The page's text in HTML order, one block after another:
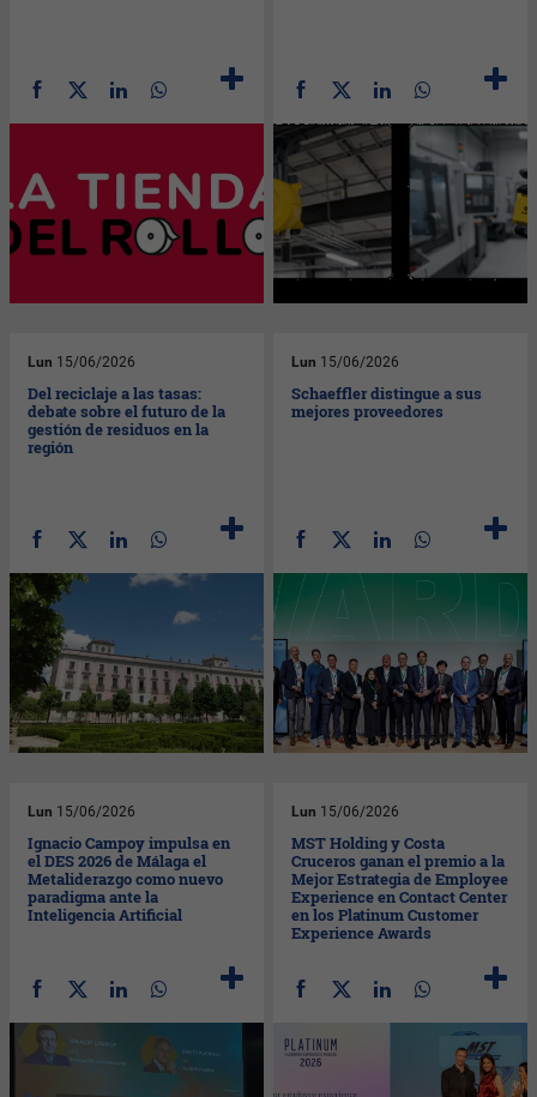
Lun 15/06/2026
Del reciclaje a las tasas:
debate sobre el futuro de la
gestión de residuos en la
región
Lun 15/06/2026
Schaeffler distingue a sus
mejores proveedores
Lun 15/06/2026
Ignacio Campoy impulsa en
el DES 2026 de Málaga el
Metaliderazgo como nuevo
paradigma ante la
Inteligencia Artificial
Lun 15/06/2026
MST Holding y Costa
Cruceros ganan el premio a la
Mejor Estrategia de Employee
Experience en Contact Center
en los Platinum Customer
Experience Awards